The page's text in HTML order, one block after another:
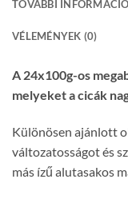
TOVÁBBI
VÉLEMÉNYEK (0)
A 24x100g-os
melyeket a cicák
Különösen ajánlott
változatosságot és
más ízű alutasakos